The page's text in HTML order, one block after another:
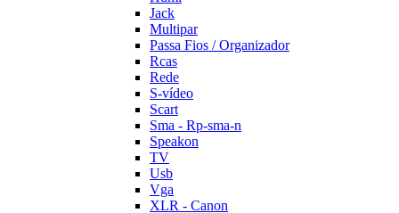
Jack
Multipar
Passa Fios / Organizador
Rcas
Rede
S-vídeo
Scart
Sma - Rp-sma-n
Speakon
TV
Usb
Vga
XLR - Canon